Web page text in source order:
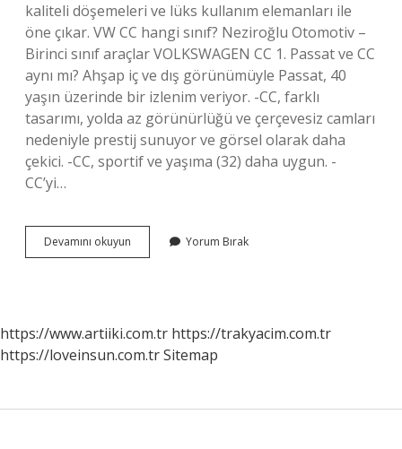
kaliteli döşemeleri ve lüks kullanım elemanları ile
öne çıkar. VW CC hangi sınıf? Neziroğlu Otomotiv –
Birinci sınıf araçlar VOLKSWAGEN CC 1. Passat ve CC
aynı mı? Ahşap iç ve dış görünümüyle Passat, 40
yaşın üzerinde bir izlenim veriyor. -CC, farklı
tasarımı, yolda az görünürlüğü ve çerçevesiz camları
nedeniyle prestij sunuyor ve görsel olarak daha
çekici. -CC, sportif ve yaşıma (32) daha uygun. -
CC’yi…
Devamını okuyun
Cc
Yorum Bırak
https://www.artiiki.com.tr https://trakyacim.com.tr
https://loveinsun.com.trSitemap